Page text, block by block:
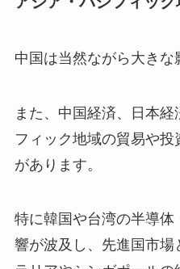
中国は当然ながら大きな
また、中国経済、日本
フィック地域の貿易や
があります。
特に韓国や台湾の半導
響が波及し、先進国市場